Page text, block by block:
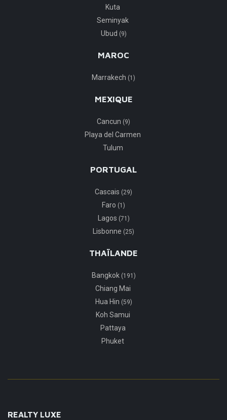
Kuta
Seminyak
Ubud (9)
MAROC
Marrakech (1)
MEXIQUE
Cancun (9)
Playa del Carmen
Tulum
PORTUGAL
Cascais (29)
Faro (1)
Lagos (71)
Lisbonne (25)
THAÏLANDE
Bangkok (191)
Chiang Mai
Hua Hin (59)
Koh Samui
Pattaya
Phuket
REALTY LUXE